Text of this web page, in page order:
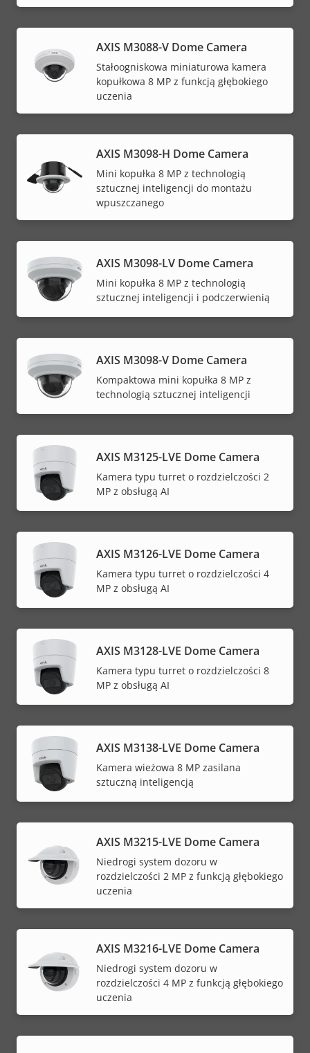
AXIS M3088-V Dome Camera
Stałoogniskowa miniaturowa kamera
kopułkowa 8 MP z funkcją głębokiego
uczenia
AXIS M3098-H Dome Camera
Mini kopułka 8 MP z technologią
sztucznej inteligencji do montażu
wpuszczanego
AXIS M3098-LV Dome Camera
Mini kopułka 8 MP z technologią
sztucznej inteligencji i podczerwienią
AXIS M3098-V Dome Camera
Kompaktowa mini kopułka 8 MP z
technologią sztucznej inteligencji
AXIS M3125-LVE Dome Camera
Kamera typu turret o rozdzielczości 2
MP z obsługą AI
AXIS M3126-LVE Dome Camera
Kamera typu turret o rozdzielczości 4
MP z obsługą AI
AXIS M3128-LVE Dome Camera
Kamera typu turret o rozdzielczości 8
MP z obsługą AI
AXIS M3138-LVE Dome Camera
Kamera wieżowa 8 MP zasilana
sztuczną inteligencją
AXIS M3215-LVE Dome Camera
Niedrogi system dozoru w
rozdzielczości 2 MP z funkcją głębokiego
uczenia
AXIS M3216-LVE Dome Camera
Niedrogi system dozoru w
rozdzielczości 4 MP z funkcją głębokiego
uczenia